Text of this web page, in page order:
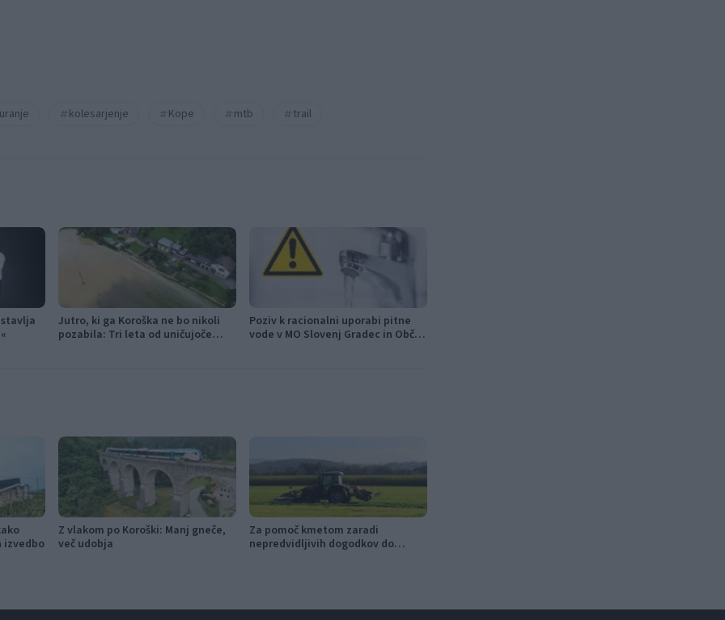
kolesarjenje Kope mtb trail
Jutro, ki ga Koroška ne bo nikoli
pozabila: Tri leta od uničujoče
Poziv k racionalni uporabi pitne
vode v MO Slovenj Gradec in Občini
Z vlakom po Koroški: Manj gneče,
več udobja
Za pomoč kmetom zaradi
nepredvidljivih dogodkov do